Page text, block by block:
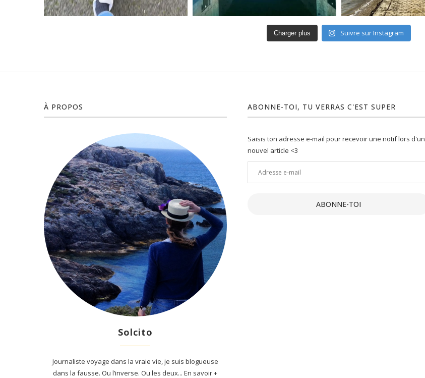
Charger plus Suivre sur Instagram
À PROPOS
Solcito
Journaliste voyage dans la vraie vie, je suis blogueuse
dans la fausse. Ou l’inverse. Ou les deux... En savoir +
ABONNE-TOI, TU VERRAS C'EST SUPER
Saisis ton adresse e-mail pour recevoir une notif lors d'un
nouvel article <3
Adresse
e-
ABONNE-TOI
quand
Découvrir Montpellier autrement :
les activités insolites
11 Sep 2019
Un joli petit Lot : 10 activités
19 Juil 2021